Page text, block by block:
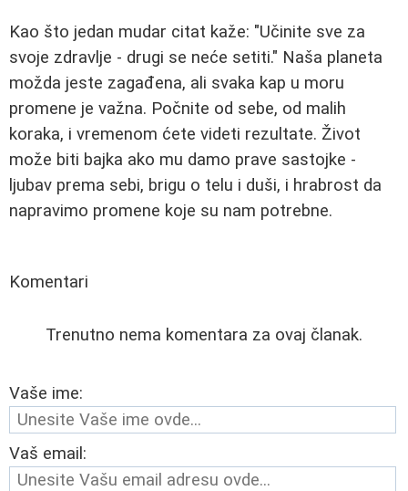
Kao što jedan mudar citat kaže: "Učinite sve za
svoje zdravlje - drugi se neće setiti." Naša planeta
možda jeste zagađena, ali svaka kap u moru
promene je važna. Počnite od sebe, od malih
koraka, i vremenom ćete videti rezultate. Život
može biti bajka ako mu damo prave sastojke -
ljubav prema sebi, brigu o telu i duši, i hrabrost da
napravimo promene koje su nam potrebne.
Komentari
Trenutno nema komentara za ovaj članak.
Vaše ime:
Vaš email: